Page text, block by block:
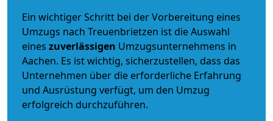
Ein wichtiger Schritt bei der Vorbereitung eines
Umzugs nach Treuenbrietzen ist die Auswahl
eines zuverlässigen Umzugsunternehmens in
Aachen. Es ist wichtig, sicherzustellen, dass das
Unternehmen über die erforderliche Erfahrung
und Ausrüstung verfügt, um den Umzug
erfolgreich durchzuführen.